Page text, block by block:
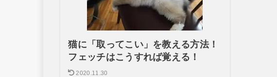
猫に「取ってこい」を教える方法！
フェッチはこうすれば覚える！
2020.11.30